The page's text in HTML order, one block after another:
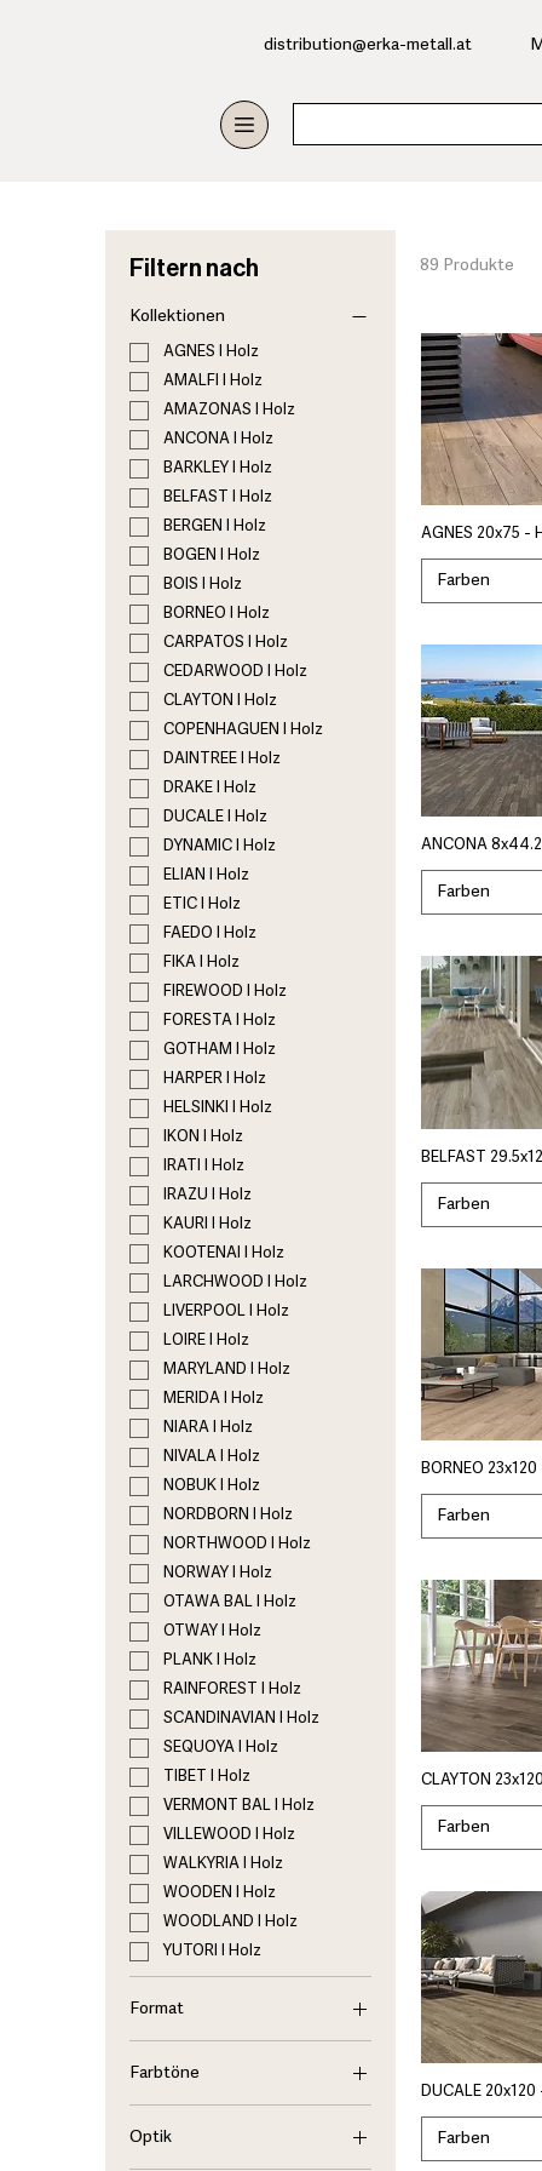
​distribution@erka-metall.at
Filtern nach
Kollektionen
AGNES I Holz
AMALFI I Holz
AMAZONAS I Holz
ANCONA I Holz
BARKLEY I Holz
BELFAST I Holz
BERGEN I Holz
BOGEN I Holz
BOIS I Holz
BORNEO I Holz
CARPATOS I Holz
CEDARWOOD I Holz
CLAYTON I Holz
COPENHAGUEN I Holz
DAINTREE I Holz
DRAKE I Holz
DUCALE I Holz
DYNAMIC I Holz
ELIAN I Holz
ETIC I Holz
FAEDO I Holz
FIKA I Holz
FIREWOOD I Holz
FORESTA I Holz
GOTHAM I Holz
HARPER I Holz
HELSINKI I Holz
IKON I Holz
IRATI I Holz
IRAZU I Holz
KAURI I Holz
KOOTENAI I Holz
LARCHWOOD I Holz
LIVERPOOL I Holz
LOIRE I Holz
MARYLAND I Holz
MERIDA I Holz
NIARA I Holz
NIVALA I Holz
NOBUK I Holz
NORDBORN I Holz
NORTHWOOD I Holz
NORWAY I Holz
OTAWA BAL I Holz
OTWAY I Holz
PLANK I Holz
RAINFOREST I Holz
SCANDINAVIAN I Holz
SEQUOYA I Holz
TIBET I Holz
VERMONT BAL I Holz
VILLEWOOD I Holz
WALKYRIA I Holz
WOODEN I Holz
WOODLAND I Holz
YUTORI I Holz
Format
8x40CHV I Holz
8x44.2 I Holz
15x90 I Holz
20x60 I Holz
Farbtöne
Anthrazit
Beige
Braun
Optik
89 Produkte
AGNES 20x75 -
Farben
ANCONA
Farben
BELFAST
Farben
BORNEO
Farben
CLAYTON
Farben
DUCALE
Farben